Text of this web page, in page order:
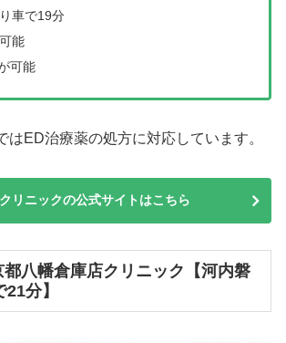
車で19分
能
可能
はED治療薬の処方に対応しています。
リニックの公式サイトはこちら
八幡倉庫店クリニック【河内磐
分】